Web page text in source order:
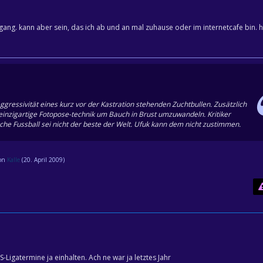
kann aber sein, das ich ab und an mal zuhause oder im internetcafe bin.
eines kurz vor der Kastration stehenden Zuchtbullen. Zusätzlich
Fotopose-technik um Bauch in Brust umzuwandeln. Kritiker
Fussball sei nicht der beste der Welt. Ufuk kann dem nicht zustimmen.
Kalle (20. April 2009)
Ligatermine ja einhalten. Ach ne war ja letztes Jahr